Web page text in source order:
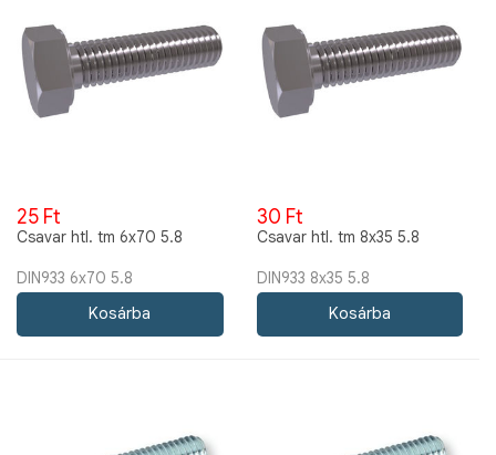
25 Ft
Csavar htl. tm 6x70 5.8
DIN933 6x70 5.8
30 Ft
Csavar htl. tm 8x35 5.8
DIN933 8x35 5.8